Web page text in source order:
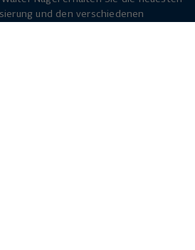
und den verschiedenen